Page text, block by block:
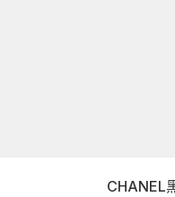
CHANEL